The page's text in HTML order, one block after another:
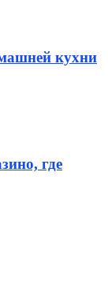
кухни
где